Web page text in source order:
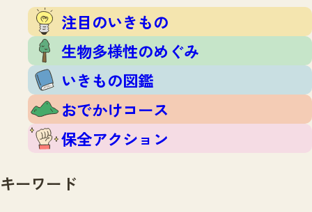
注目のいきもの
生物多様性のめぐみ
いきもの図鑑
おでかけコース
保全アクション
いきもの調査隊
調査レポート
調査レポートTOP
調査結果
ふくおかいきものマップ
マッチング
マッチングTOP
掲載申し込みフォーム
お問合せ
注目のいきもの
生物多様性のめぐみ
いきもの図鑑
おでかけコース
保全アクション
キーワード